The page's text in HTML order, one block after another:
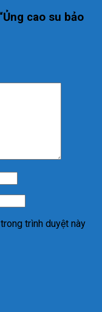
cao su bảo
trình duyệt này